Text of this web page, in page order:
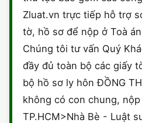
Zluat.vn trực tiếp hỗ trợ
tờ, hồ sơ để nộp ở Toà
Chúng tôi tư vấn Quý
đầy đủ toàn bộ các giấy
bộ hồ sơ ly hôn ĐỒNG
không có con chung,
TP.HCM>Nhà Bè - Luật